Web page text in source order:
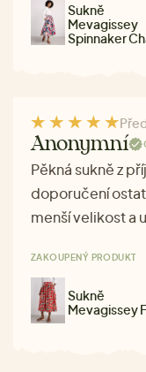
Sukně
Mevagissey
Spinnaker
Anonymní
Pěkná sukně z
doporučení
menší velikost a
ZAKOUPENÝ PRODUKT
Sukně
Mevagissey